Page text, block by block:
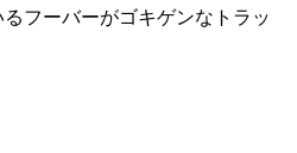
フーバーがゴキゲンなトラッ